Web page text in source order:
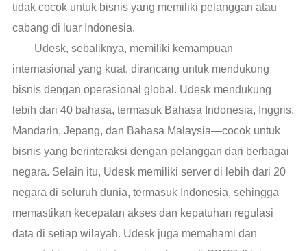
tidak cocok untuk bisnis yang memiliki pelanggan atau
cabang di luar Indonesia.
Udesk, sebaliknya, memiliki kemampuan
internasional yang kuat, dirancang untuk mendukung
bisnis dengan operasional global. Udesk mendukung
lebih dari 40 bahasa, termasuk Bahasa Indonesia, Inggris,
Mandarin, Jepang, dan Bahasa Malaysia—cocok untuk
bisnis yang berinteraksi dengan pelanggan dari berbagai
negara. Selain itu, Udesk memiliki server di lebih dari 20
negara di seluruh dunia, termasuk Indonesia, sehingga
memastikan kecepatan akses dan kepatuhan regulasi
data di setiap wilayah. Udesk juga memahami dan